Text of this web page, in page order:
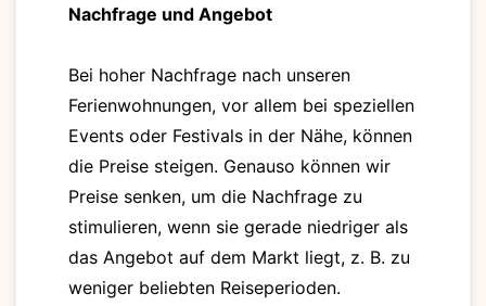
Nachfrage und Angebot
Bei hoher Nachfrage nach unseren
Ferienwohnungen, vor allem bei speziellen
Events oder Festivals in der Nähe, können
die Preise steigen. Genauso können wir
Preise senken, um die Nachfrage zu
stimulieren, wenn sie gerade niedriger als
das Angebot auf dem Markt liegt, z. B. zu
weniger beliebten Reiseperioden.